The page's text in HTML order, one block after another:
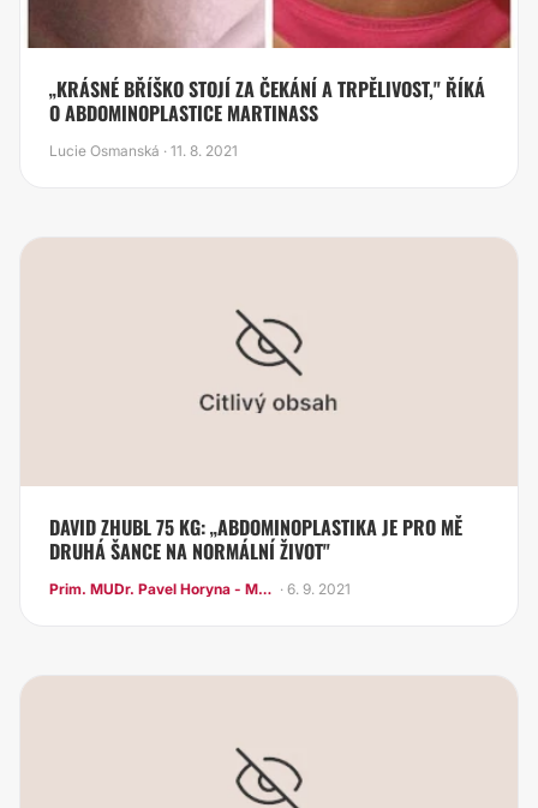
„KRÁSNÉ BŘÍŠKO STOJÍ ZA ČEKÁNÍ A TRPĚLIVOST," ŘÍKÁ
O ABDOMINOPLASTICE MARTINASS
Lucie Osmanská · 11. 8. 2021
DAVID ZHUBL 75 KG: „ABDOMINOPLASTIKA JE PRO MĚ
DRUHÁ ŠANCE NA NORMÁLNÍ ŽIVOT"
Prim. MUDr. Pavel Horyna - MEDICOM Clinic · 6. 9. 2021